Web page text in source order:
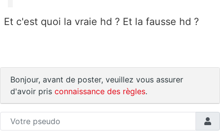
Et c'est quoi la vraie hd ? Et la fausse hd ?
Bonjour, avant de poster, veuillez vous assurer
d'avoir pris connaissance des règles.